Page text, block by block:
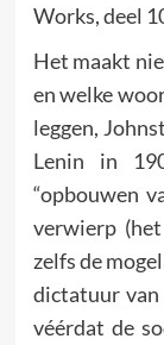
Works, deel
Het maakt
en welke
leggen,
Lenin in
“opbouwen
verwierp
zelfs de
dictatuur van
véérdat de